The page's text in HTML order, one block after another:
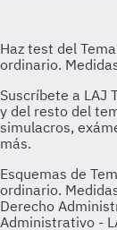
Esquemas de
ordinario.
Derecho
Administrativo -